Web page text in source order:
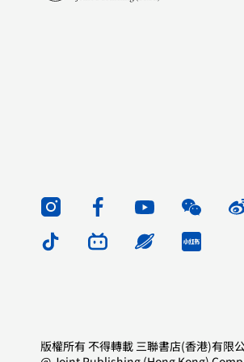
版權所有 不得轉載 三聯書店(香港)有限